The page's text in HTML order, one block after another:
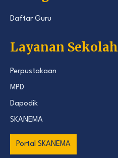
Daftar Guru
Layanan Sekolah
Perpustakaan
MPD
Dapodik
SKANEMA
Portal SKANEMA